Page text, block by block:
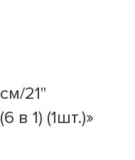
21''
в 1) (1шт.)»